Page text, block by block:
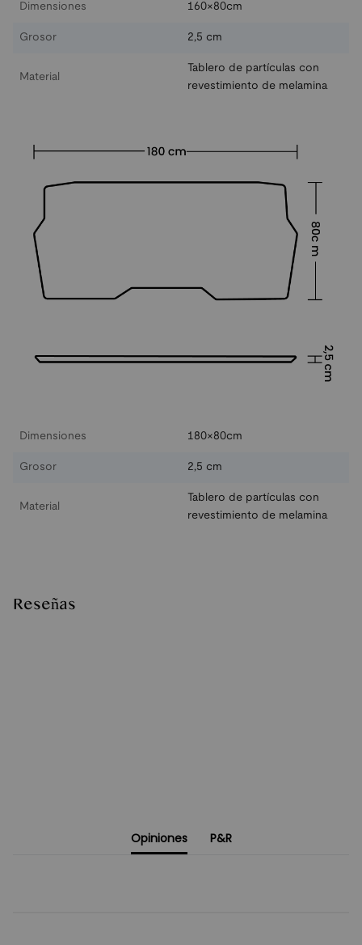
Dimensiones 160×80cm
Grosor 2,5 cm
Material
Tablero de partículas con
revestimiento de melamina
Dimensiones 180×80cm
Grosor 2,5 cm
Material
Tablero de partículas con
revestimiento de melamina
Reseñas
Opiniones P&R